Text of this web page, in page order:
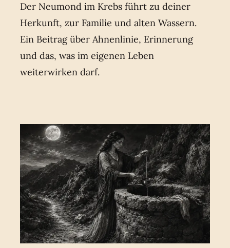
Der Neumond im Krebs führt zu deiner
Herkunft, zur Familie und alten Wassern.
Ein Beitrag über Ahnenlinie, Erinnerung
und das, was im eigenen Leben
weiterwirken darf.